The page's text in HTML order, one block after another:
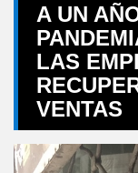
A UN
LAS
VENTAS